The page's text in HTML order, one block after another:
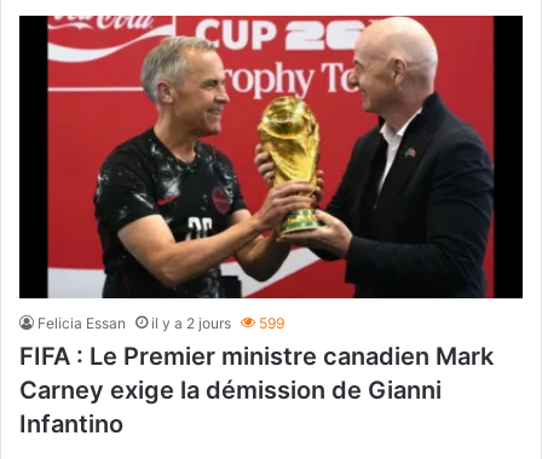
Felicia Essan il y a 2 jours 599
FIFA : Le Premier ministre canadien Mark
Carney exige la démission de Gianni
Infantino